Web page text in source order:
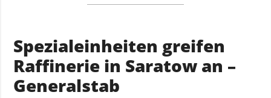
Spezialeinheiten greifen
Raffinerie in Saratow an –
Generalstab